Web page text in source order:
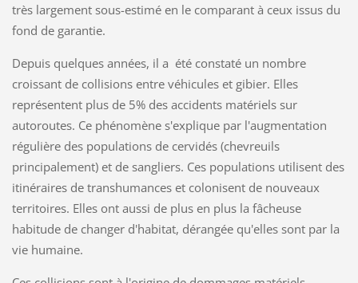
très largement sous-estimé en le comparant à ceux issus du
fond de garantie.
Depuis quelques années, il a été constaté un nombre
croissant de collisions entre véhicules et gibier. Elles
représentent plus de 5% des accidents matériels sur
autoroutes. Ce phénomène s'explique par l'augmentation
régulière des populations de cervidés (chevreuils
principalement) et de sangliers. Ces populations utilisent des
itinéraires de transhumances et colonisent de nouveaux
territoires. Elles ont aussi de plus en plus la fâcheuse
habitude de changer d'habitat, dérangée qu'elles sont par la
vie humaine.